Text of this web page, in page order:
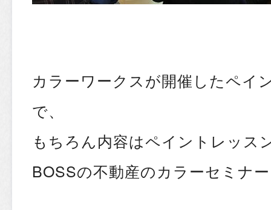
カラーワークスが開催したペイ
で、
もちろん内容はペイントレッス
BOSSの不動産のカラーセミナ